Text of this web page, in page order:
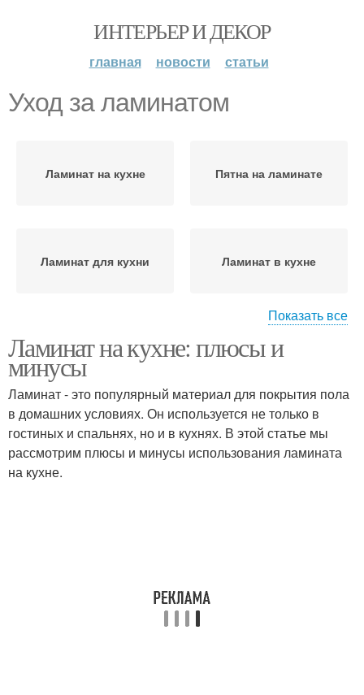
ИНТЕРЬЕР И ДЕКОР
главная новости статьи
Уход за ламинатом
Ламинат на кухне Пятна на ламинате
Ламинат для кухни Ламинат в кухне
Воды на ламинат Влагостойкий ламинат
Уход за полами Повседневный уход
Показать все
Ламинат на кухне: плюсы и
минусы
Ламинат - это популярный материал для покрытия пола
в домашних условиях. Он используется не только в
гостиных и спальнях, но и в кухнях. В этой статье мы
рассмотрим плюсы и минусы использования ламината
на кухне.